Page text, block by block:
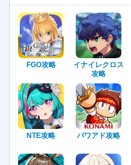
FGO攻略
イナイレクロス
攻略
NTE攻略 パワアド攻略